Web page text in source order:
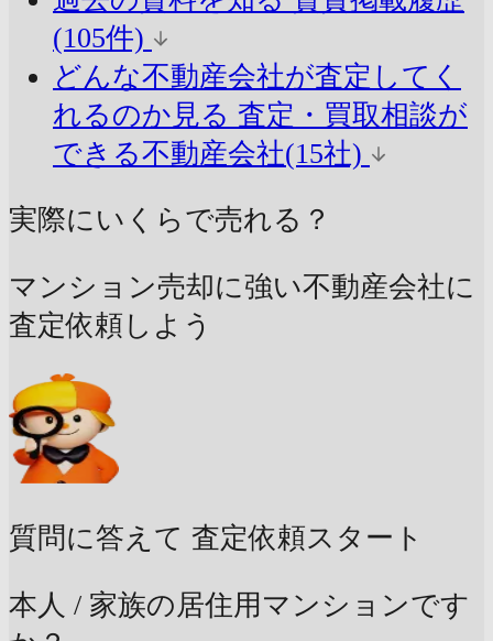
(105件)
どんな不動産会社が査定してく
れるのか見る 査定・買取相談が
できる不動産会社(15社)
実際にいくらで売れる？
マンション売却に強い不動産会社に
査定依頼しよう
質問に答えて 査定依頼スタート
本人 / 家族の居住用マンションです